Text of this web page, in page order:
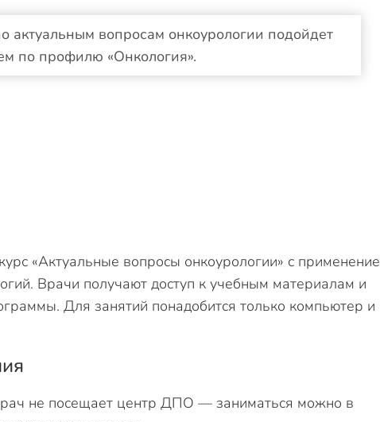
актуальным вопросам онкоурологии подойдет
по профилю «Онкология».
«Актуальные вопросы онкоурологии» с
Врачи получают доступ к учебным материалам и
Для занятий понадобится только компьютер и
не посещает центр ДПО — заниматься можно в